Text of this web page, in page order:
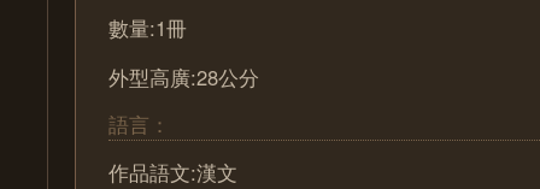
數量:1冊
外型高廣:28公分
語言：
作品語文:漢文